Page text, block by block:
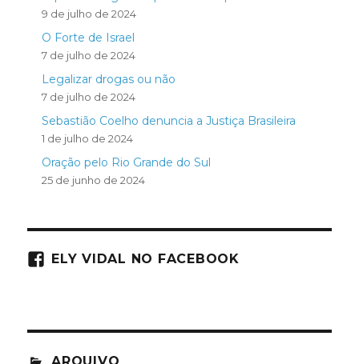
9 de julho de 2024
O Forte de Israel
7 de julho de 2024
Legalizar drogas ou não
7 de julho de 2024
Sebastião Coelho denuncia a Justiça Brasileira
1 de julho de 2024
Oração pelo Rio Grande do Sul
25 de junho de 2024
ELY VIDAL NO FACEBOOK